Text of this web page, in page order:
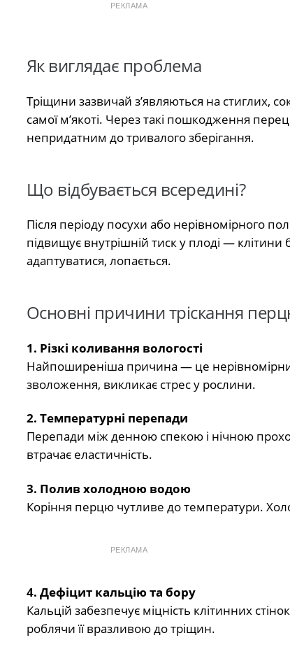
РЕКЛАМА
Як виглядає проблема
Тріщини зазвичай з’являються на стиглих,
самої м’якоті. Через такі пошкодження
непридатним до тривалого зберігання.
Що відбувається всередині?
Після періоду посухи або нерівномірного
підвищує внутрішній тиск у плоді —
адаптуватися, лопається.
Основні причини тріскання
1. Різкі коливання вологості
Найпоширеніша причина — це
зволоження, викликає стрес у рослини.
2. Температурні перепади
Перепади між денною спекою і нічною
втрачає еластичність.
3. Полив холодною водою
Коріння перцю чутливе до температури.
РЕКЛАМА
4. Дефіцит кальцію та бору
Кальцій забезпечує міцність клітинних
роблячи її вразливою до тріщин.